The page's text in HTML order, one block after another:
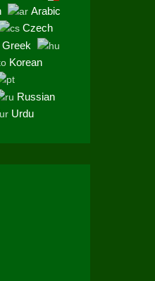
Arabic
Czech
Greek
Korean
Russian
Urdu